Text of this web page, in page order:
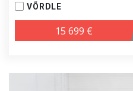
VÕRDLE
15 699 €